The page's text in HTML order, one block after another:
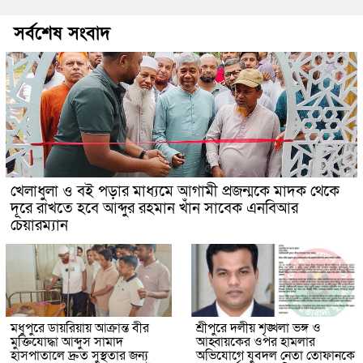
সর্বশেষ সংবাদ
খেলাধুলা ও বই পড়ার মাধ্যমে আগামী প্রজন্মকে মাদক থেকে
দূরে রাখতে হবে আব্দুর রহমান খাঁন সাবেক এনবিআর
চেয়ারম্যান
মধুপুরে ডায়রিয়ায় আক্রান্ত বীর
মুক্তিযোদ্ধা আব্দুস সামাদ
হাসপাতালে দ্রুত সুস্থতার জন্য
শ্রীপুরে দলীয় শৃঙ্খলা ভঙ্গ ও
আহ্বায়কের ওপর হামলার
অভিযোগে যুবদল নেতা তোফানকে